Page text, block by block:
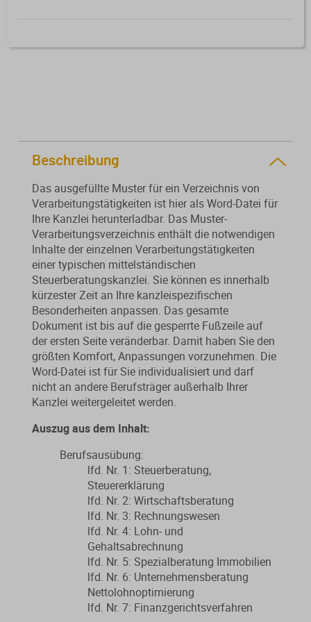
und korrekten
Erscheint in Kürze
Neuheiten
Erscheint in Kürze
Neuheiten
Alle Produkte
Themenpakete
Aktuelles Programm
Beschreibung
Das ausgefüllte Muster für ein Verzeichnis von
Verarbeitungstätigkeiten ist hier als Word-Datei für
Ihre Kanzlei herunterladbar. Das Muster-
Verarbeitungsverzeichnis enthält die notwendigen
Inhalte der einzelnen Verarbeitungstätigkeiten
einer typischen mittelständischen
Steuerberatungskanzlei. Sie können es innerhalb
kürzester Zeit an Ihre kanzleispezifischen
Besonderheiten anpassen. Das gesamte
Dokument ist bis auf die gesperrte Fußzeile auf
der ersten Seite veränderbar. Damit haben Sie den
größten Komfort, Anpassungen vorzunehmen. Die
Word-Datei ist für Sie individualisiert und darf
nicht an andere Berufsträger außerhalb Ihrer
Kanzlei weitergeleitet werden.
Auszug aus dem Inhalt:
Berufsausübung:
lfd. Nr. 1: Steuerberatung,
Steuererklärung
lfd. Nr. 2: Wirtschaftsberatung
lfd. Nr. 3: Rechnungswesen
lfd. Nr. 4: Lohn- und
Gehaltsabrechnung
lfd. Nr. 5: Spezialberatung Immobilien
lfd. Nr. 6: Unternehmensberatung
Nettolohnoptimierung
lfd. Nr. 7: Finanzgerichtsverfahren